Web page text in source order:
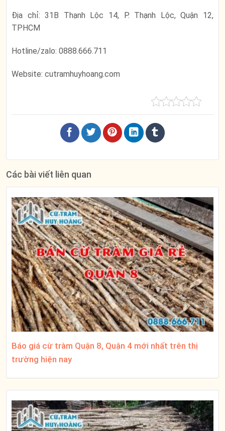
Địa chỉ: 31B Thạnh Lộc 14, P. Thạnh Lộc, Quận 12,
TPHCM
Hotline/zalo: 0888.666.711
Website: cutramhuyhoang.com
Các bài viết liên quan
Báo giá cừ tràm Quận 8, Quận 4 mới nhất trên thị
trường hiện nay